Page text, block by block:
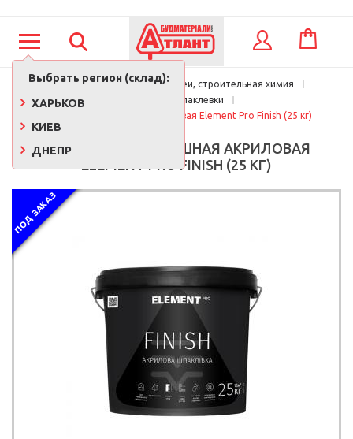
Выбрать регион (склад):
ХАРЬКОВ
КИЕВ
ДНЕПР
КОРЗИНА
Главная
Краски, лаки, клеи, строительная химия
Готовые шпаклевки
Шпаклевка финишная акриловая Element Pro Finish (25 кг)
ШПАКЛЕВКА ФИНИШНАЯ АКРИЛОВАЯ
ELEMENT PRO FINISH (25 КГ)
ПОД ЗАКАЗ